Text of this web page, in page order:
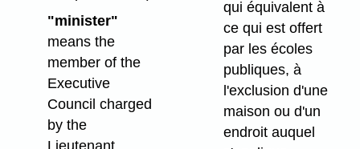
"minister"
means the
member of the
Executive
Council charged
by the
qui équivalent à
ce qui est offert
par les écoles
publiques, à
l'exclusion d'une
maison ou d'un
endroit auquel